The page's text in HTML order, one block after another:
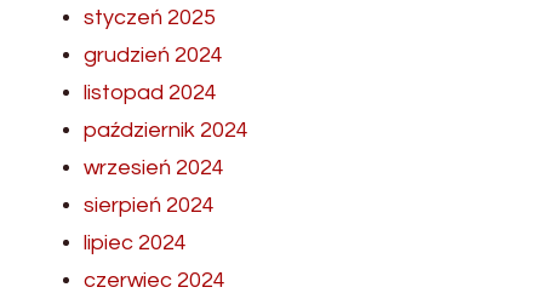
styczeń 2025
grudzień 2024
listopad 2024
październik 2024
wrzesień 2024
sierpień 2024
lipiec 2024
czerwiec 2024